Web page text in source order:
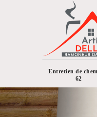
Entretien de
62